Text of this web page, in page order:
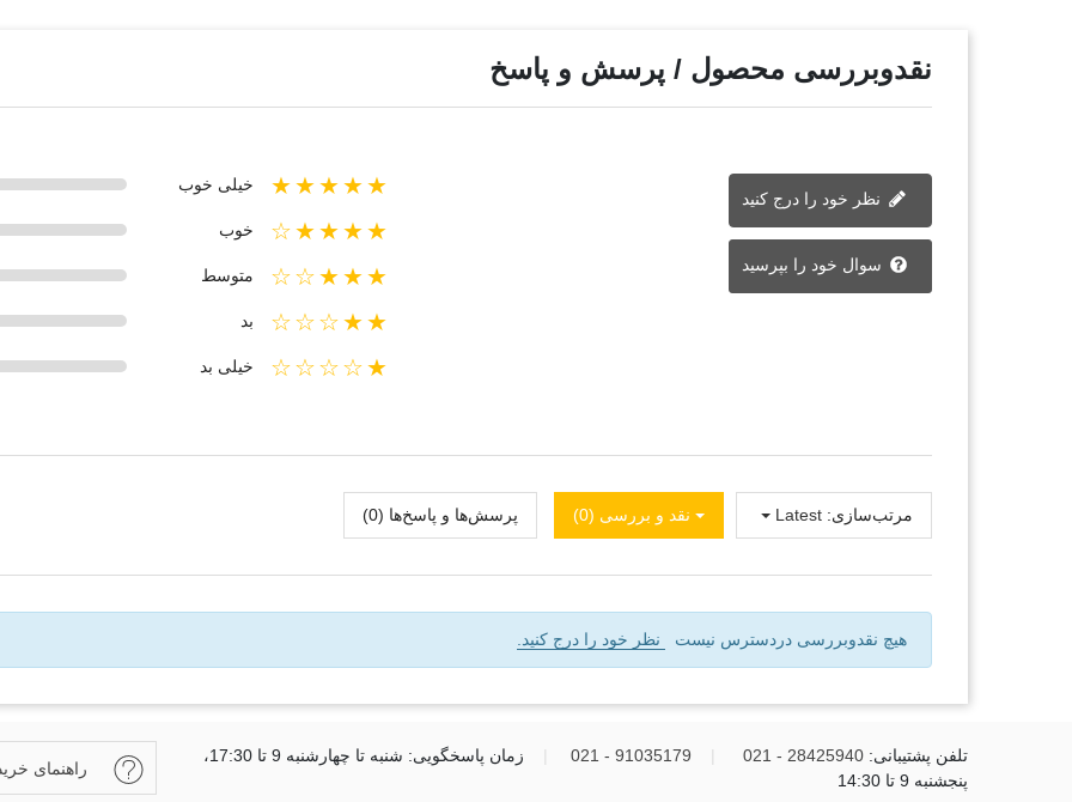
نقدوبررسی محصول / پرسش و پاسخ
★★★★★ خیلی خوب
★★★★☆ خوب
★★★☆☆ متوسط
★★☆☆☆ بد
★☆☆☆☆ خیلی بد
سوال خود را بپرسید
نقد و بررسی‌‌ (0) پرسش‌ها و پاسخ‌ها (0) مرتب‌سازی: Latest
هیچ نقدوبررسی دردسترس نیست نظر خود را درج کنید.
تلفن پشتیبانی: 28425940 - 021
91035179 - 021
زمان پاسخگویی: شنبه تا چهارشنبه 9 تا 17:30،
پنجشنبه 9 تا 14:30
راهنمای